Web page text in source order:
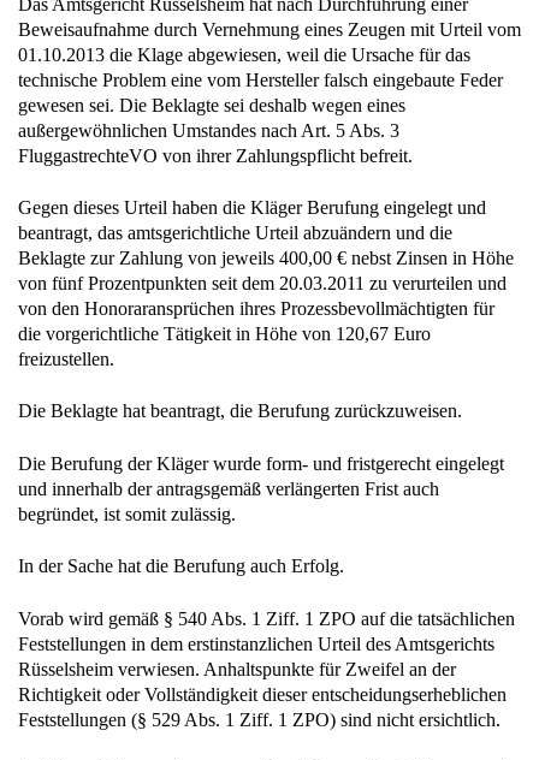
Beweisaufnahme durch Vernehmung eines Zeugen mit Urteil vom
01.10.2013 die Klage abgewiesen, weil die Ursache für das
technische Problem eine vom Hersteller falsch eingebaute Feder
gewesen sei. Die Beklagte sei deshalb wegen eines
außergewöhnlichen Umstandes nach Art. 5 Abs. 3
FluggastrechteVO von ihrer Zahlungspflicht befreit.
Gegen dieses Urteil haben die Kläger Berufung eingelegt und
beantragt, das amtsgerichtliche Urteil abzuändern und die
Beklagte zur Zahlung von jeweils 400,00 € nebst Zinsen in Höhe
von fünf Prozentpunkten seit dem 20.03.2011 zu verurteilen und
von den Honoraransprüchen ihres Prozessbevollmächtigten für
die vorgerichtliche Tätigkeit in Höhe von 120,67 Euro
freizustellen.
Die Beklagte hat beantragt, die Berufung zurückzuweisen.
Die Berufung der Kläger wurde form- und fristgerecht eingelegt
und innerhalb der antragsgemäß verlängerten Frist auch
begründet, ist somit zulässig.
In der Sache hat die Berufung auch Erfolg.
Vorab wird gemäß § 540 Abs. 1 Ziff. 1 ZPO auf die tatsächlichen
Feststellungen in dem erstinstanzlichen Urteil des Amtsgerichts
Rüsselsheim verwiesen. Anhaltspunkte für Zweifel an der
Richtigkeit oder Vollständigkeit dieser entscheidungserheblichen
Feststellungen (§ 529 Abs. 1 Ziff. 1 ZPO) sind nicht ersichtlich.